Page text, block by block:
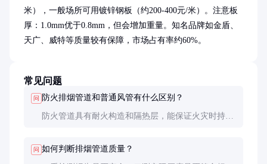
米），一般场所可用镀锌钢板（约200-400元/米）。注意板
厚：1.0mm优于0.8mm，但会增加重量。知名品牌如金盾、
天广、威特等质量较有保障，市场占有率约60%。
常见问题
问 防火排烟管道和普通风管有什么区别？
防火管道具有耐火构造和隔热层，能保证火灾时持续
3-5倍。
问 如何判断排烟管道质量？